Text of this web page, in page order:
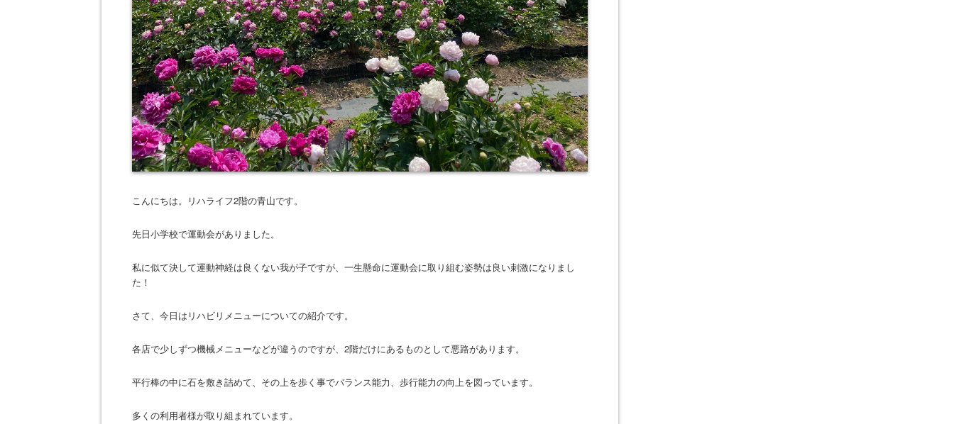
こんにちは。リハライフ2階の青山です。
先日小学校で運動会がありました。
私に似て決して運動神経は良くない我が子ですが、一生懸命に運動会に取り組む姿勢は良い刺激になりまし
た！
さて、今日はリハビリメニューについての紹介です。
各店で少しずつ機械メニューなどが違うのですが、 2階だけにあるものとして悪路があります。
平行棒の中に石を敷き詰めて、その上を歩く事でバランス能力、歩行能力の向上を図っています。
多くの利用者様が取り組まれています。